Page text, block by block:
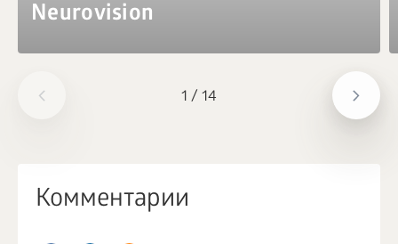
1 / 14
Neurovision
Комментарии